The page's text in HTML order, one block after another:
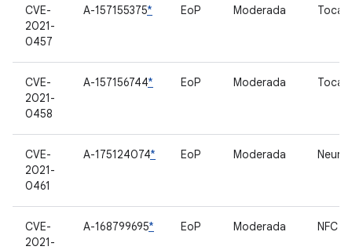
CVE-
2021-
0457
A-157155375* EoP Moderada Tocar
CVE-
2021-
0458
A-157156744* EoP Moderada Tocar
CVE-
2021-
0461
A-175124074* EoP Moderada
CVE-
2021-
A-168799695* EoP Moderada NFC